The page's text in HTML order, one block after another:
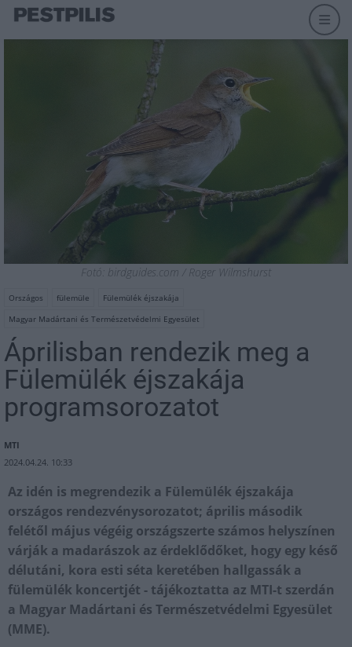
Fotó: birdguides.com / Roger Wilmshurst
Országos fülemüle
Fülemülék éjszakája
Magyar Madártani és Természetvédelmi Egyesület
Áprilisban rendezik meg a
Fülemülék éjszakája
programsorozatot
MTI
2024.04.24. 10:33
Az idén is megrendezik a Fülemülék éjszakája
országos rendezvénysorozatot; április második
felétől május végéig országszerte számos helyszínen
várják a madarászok az érdeklődőket, hogy egy késő
délutáni, kora esti séta keretében hallgassák a
fülemülék koncertjét - tájékoztatta az MTI-t szerdán
a Magyar Madártani és Természetvédelmi Egyesület
(MME).